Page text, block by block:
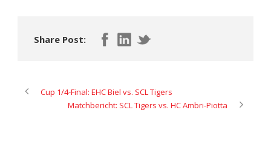
Share Post:
Cup 1/4-Final: EHC Biel vs. SCL Tigers
Matchbericht: SCL Tigers vs. HC Ambri-Piotta